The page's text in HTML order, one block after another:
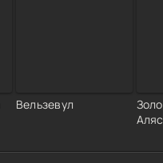
Вельзевул